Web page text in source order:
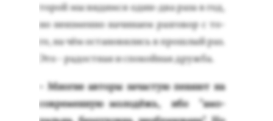
торой мы ви­дим­ся один-два ра­за в год,
но не­из­менно на­чина­ем раз­го­вор с то­
го, на чём ос­та­нови­лись в прош­лый раз.
Это - ра­дос­тная и спо­кой­ная друж­ба.
- Мно­гие ав­то­ры за­час­тую пе­ня­ют на
сов­ре­мен­ную мо­лодёжь, ибо "амо­